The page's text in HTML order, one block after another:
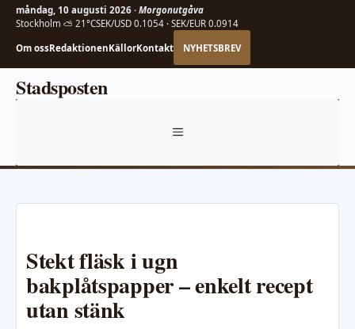
måndag, 10 augusti 2026 · Morgonutgåva
Stockholm ⛅ 21°CSEK/USD 0.1054 · SEK/EUR 0.0914
Om ossRedaktionenKällorKontakt NYHETSBREV
HoppaStadsposten
MENY
Stekt fläsk i ugn
bakplåtspapper – enkelt recept
utan stänk